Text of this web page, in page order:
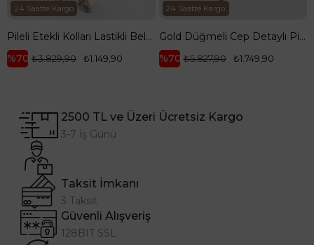
24 Saatte Kargo
Pileli Etekli Kolları Lastikli Belden Kurdele Detaylı Etekli İkili Takım-Mavi 25YT656
%70
₺1.149,90
₺3.829,90
24 Saatte Kargo
Gold Düğmeli Cep Detaylı Pilise Etekli Yelekli İkili Takım-Yağ Yeşili 25KT643
%70
₺1.749,90
₺5.827,90
2500 TL ve Üzeri Ücretsiz Kargo
3-7 İş Günü
Taksit İmkanı
3 Taksit
Güvenli Alışveriş
128BIT SSL